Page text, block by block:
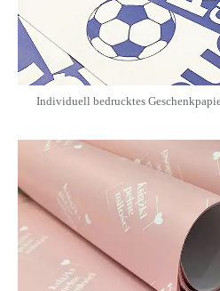
Individuell bedrucktes